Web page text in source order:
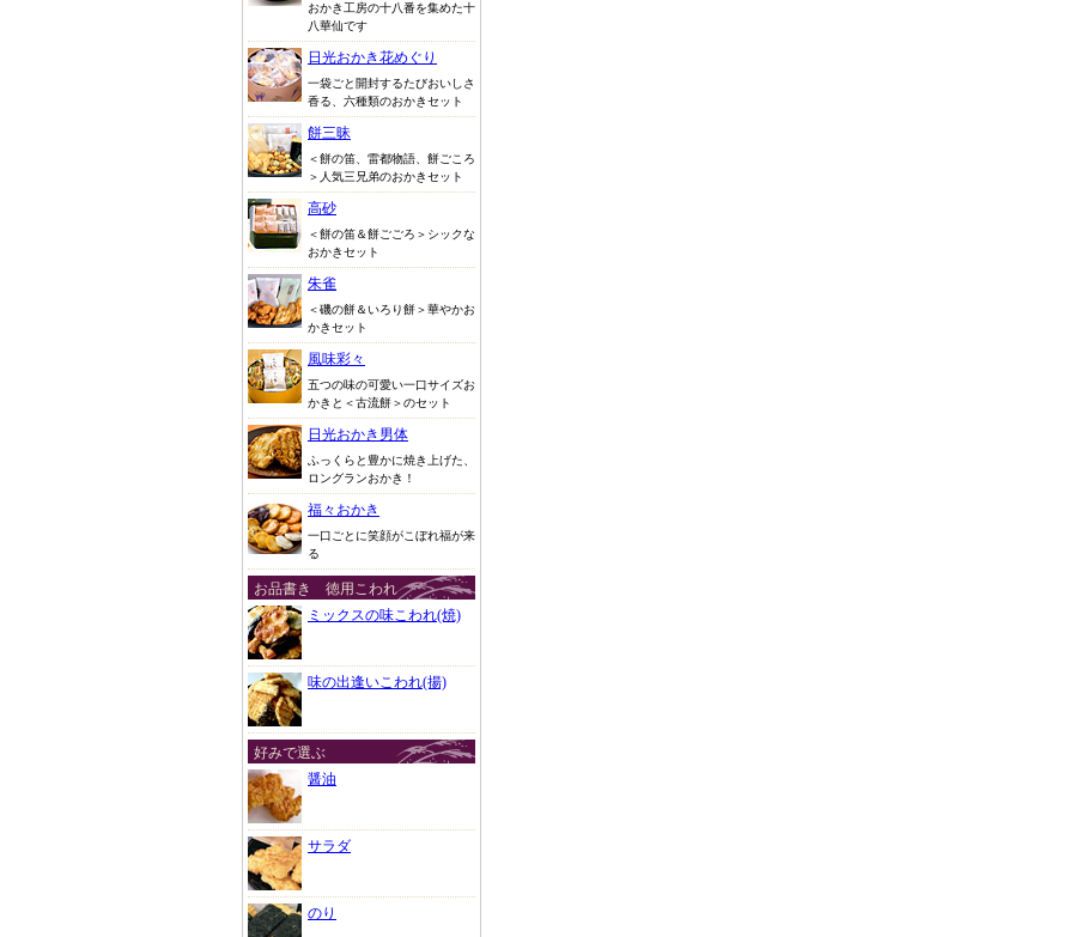
おかき工房の十八番を集めた十
八華仙です
日光おかき花めぐり
一袋ごと開封するたびおいしさ
香る、六種類のおかきセット
餅三昧
＜餅の笛、雷都物語、餅ごころ
＞人気三兄弟のおかきセット
高砂
＜餅の笛＆餅ごごろ＞シックな
おかきセット
朱雀
＜磯の餅＆いろり餅＞華やかお
かきセット
風味彩々
五つの味の可愛い一口サイズお
かきと＜古流餅＞のセット
日光おかき男体
ふっくらと豊かに焼き上げた、
ロングランおかき！
福々おかき
一口ごとに笑顔がこぼれ福が来
る
お品書き 徳用こわれ
ミックスの味こわれ(焼)
味の出逢いこわれ(揚)
好みで選ぶ
醤油
サラダ
のり